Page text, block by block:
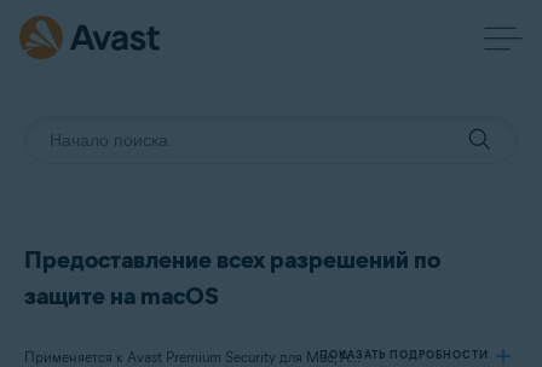
Предоставление всех разрешений по
защите на macOS
Применяется к Avast Premium Security для Mac, Avast Security для Mac
ПОКАЗАТЬ ПОДРОБНОСТИ